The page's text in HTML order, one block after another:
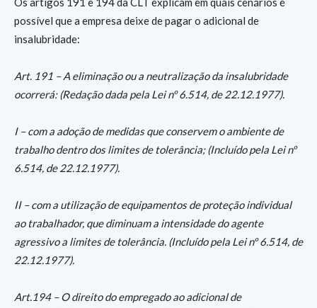
possível que a empresa deixe de pagar o adicional de
insalubridade:
Art. 191 – A eliminação ou a neutralização da insalubridade
ocorrerá: (Redação dada pela Lei nº 6.514, de 22.12.1977).
I – com a adoção de medidas que conservem o ambiente de
trabalho dentro dos limites de tolerância; (Incluído pela Lei nº
6.514, de 22.12.1977).
II – com a utilização de equipamentos de proteção individual
ao trabalhador, que diminuam a intensidade do agente
agressivo a limites de tolerância. (Incluído pela Lei nº 6.514, de
22.12.1977).
Art.194 – O direito do empregado ao adicional de